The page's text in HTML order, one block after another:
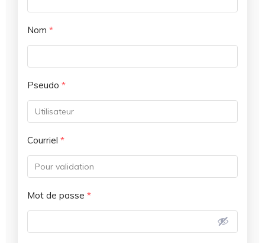
Nom *
Pseudo *
Courriel *
Mot de passe *